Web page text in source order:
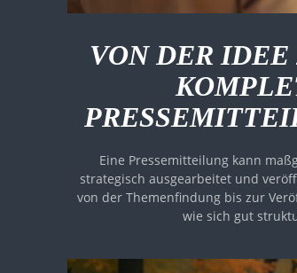
VON DER
Eine Pressemitteilung kann
strategisch ausgearbeitet und
von der Themenfindung bis zur
wie sich gut